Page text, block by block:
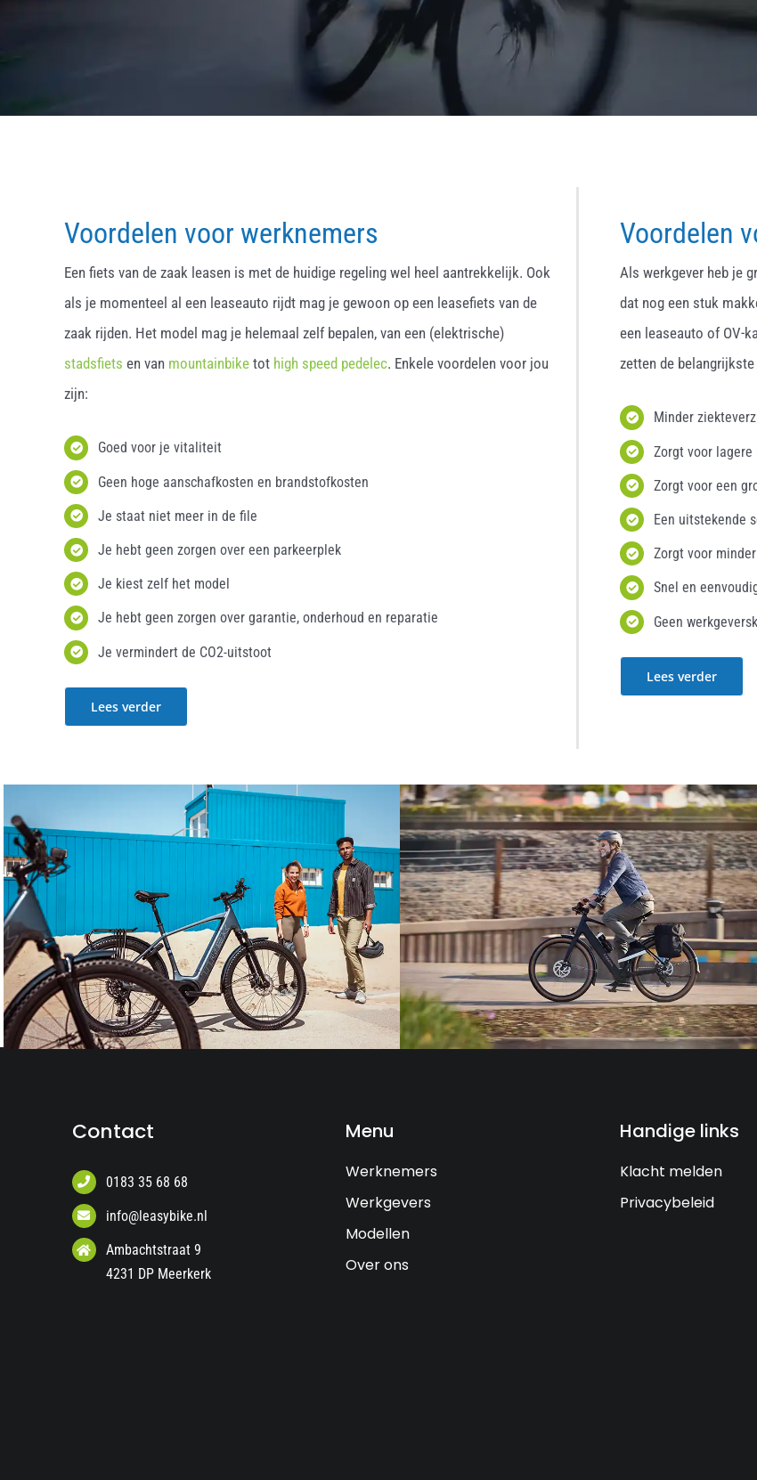
Voordelen voor werknemers
Een fiets van de zaak leasen is met de huidige regeling wel heel aantrekkelijk. Ook
als je momenteel al een leaseauto rijdt mag je gewoon op een leasefiets van de
zaak rijden. Het model mag je helemaal zelf bepalen, van een (elektrische)
stadsfiets en van mountainbiketot high speed pedelec. Enkele voordelen voor jou
zijn:
Goed voor je vitaliteit
Geen hoge aanschafkosten en brandstofkosten
Je staat niet meer in de file
Je hebt geen zorgen over een parkeerplek
Je kiest zelf het model
Je hebt geen zorgen over garantie, onderhoud en reparatie
Je vermindert de CO2-uitstoot
Lees verder
Voordelen
Als werkgever heb je
dat nog een stuk
een leaseauto of OV-
zetten de
Minder
Zorgt voor
Zorgt voor een
Een uitstekende
Zorgt voor
Snel en
Geen
Lees verder
Contact
0183 35 68 68
info@leasybike.nl
Ambachtstraat 9
4231 DP Meerkerk
Menu
Werknemers
Werkgevers
Modellen
Over ons
Handige links
Klacht melden
Privacybeleid